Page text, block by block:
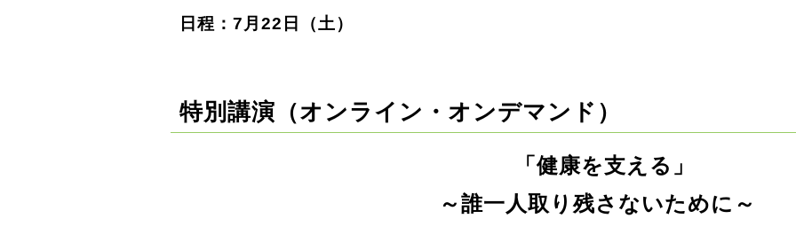
日程：7月22日（土）
特別講演（オンライン・オンデマンド）
「健康を支える」
～誰一人取り残さないために～